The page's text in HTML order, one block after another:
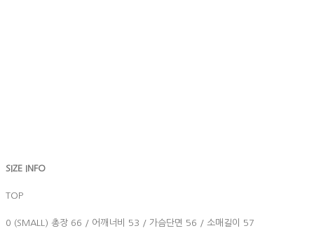
SIZE INFO
TOP
0 (SMALL) 총장 66 / 어깨너비 53 / 가슴단면 56 / 소매길이 57